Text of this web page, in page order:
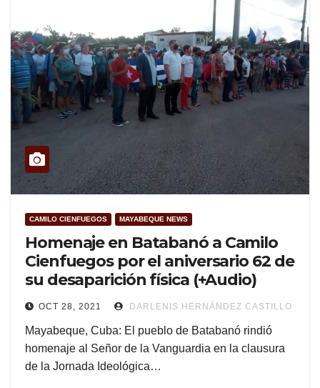
CAMILO CIENFUEGOS MAYABEQUE NEWS
Homenaje en Batabanó a Camilo
Cienfuegos por el aniversario 62 de
su desaparición física (+Audio)
OCT 28, 2021 DARLENIS HERNÁNDEZ CASTILLO
Mayabeque, Cuba: El pueblo de Batabanó rindió
homenaje al Señor de la Vanguardia en la clausura
de la Jornada Ideológica…